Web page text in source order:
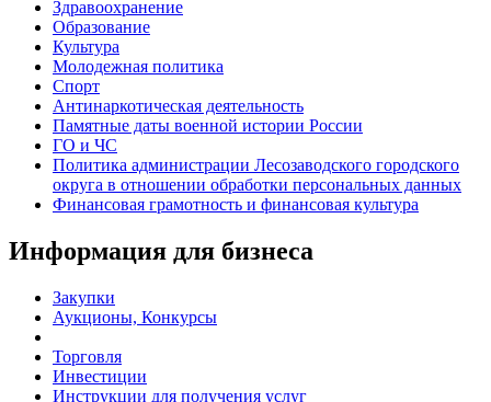
Здравоохранение
Образование
Культура
Молодежная политика
Спорт
Антинаркотическая деятельность
Памятные даты военной истории России
ГО и ЧС
Политика администрации Лесозаводского городского
округа в отношении обработки персональных данных
Финансовая грамотность и финансовая культура
Информация для бизнеса
Закупки
Аукционы, Конкурсы
Торговля
Инвестиции
Инструкции для получения услуг